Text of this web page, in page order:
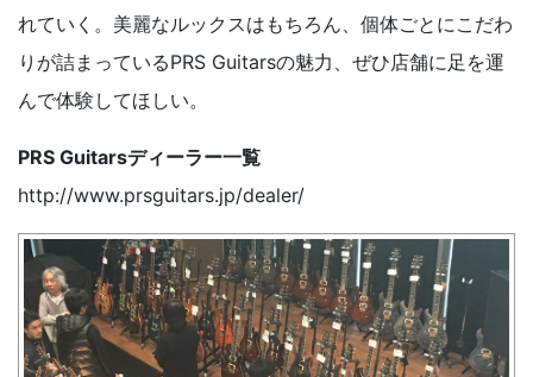
れていく。美麗なルックスはもちろん、個体ごとにこだわ
りが詰まっているPRS Guitarsの魅力、ぜひ店舗に足を運
んで体験してほしい。
PRS Guitarsディーラー一覧
http://www.prsguitars.jp/dealer/